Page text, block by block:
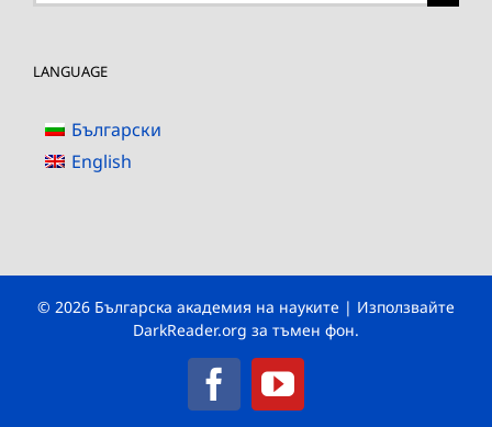
LANGUAGE
Български
English
© 2026 Българска академия на науките | Използвайте
DarkReader.org за тъмен фон.
FacebookYouTube